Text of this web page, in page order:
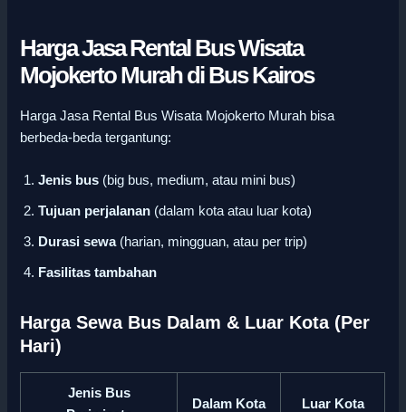
Harga Jasa Rental Bus Wisata
Mojokerto Murah di Bus Kairos
Harga Jasa Rental Bus Wisata Mojokerto Murah bisa
berbeda-beda tergantung:
Jenis bus (big bus, medium, atau mini bus)
Tujuan perjalanan (dalam kota atau luar kota)
Durasi sewa(harian, mingguan, atau per trip)
Fasilitas tambahan
Harga Sewa Bus Dalam & Luar Kota (Per
Hari)
Jenis Bus
Dalam Kota Luar Kota